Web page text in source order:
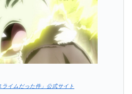
ライムだった件」公式サイト